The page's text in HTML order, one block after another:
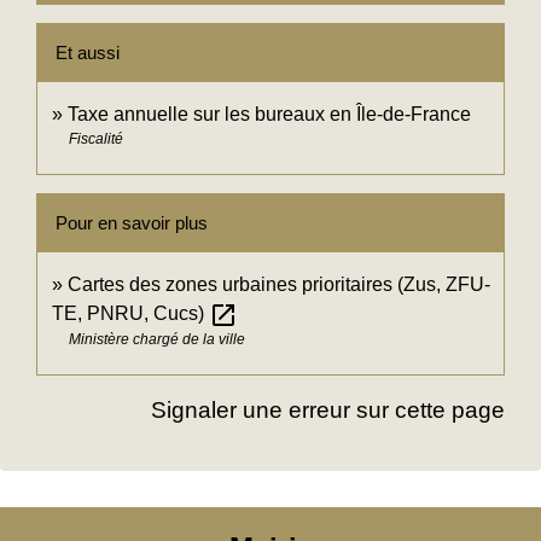
Et aussi
Taxe annuelle sur les bureaux en Île-de-France
Fiscalité
Pour en savoir plus
Cartes des zones urbaines prioritaires (Zus, ZFU-
TE, PNRU, Cucs) open_in_new
Ministère chargé de la ville
Signaler une erreur sur cette page